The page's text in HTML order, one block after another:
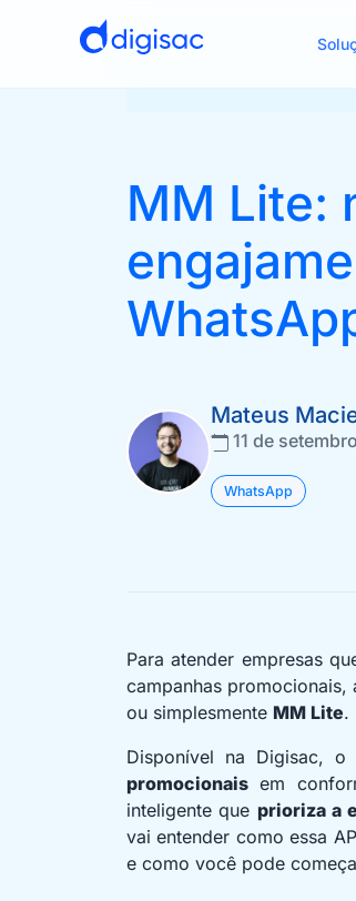
MM Lite:
Mateus
11 de
WhatsApp
Para atender empresas
campanhas
ou simplesmente MM Lite.
Disponível na Digisac,
promocionais em
inteligente que prioriza a
vai entender como essa
e como você pode